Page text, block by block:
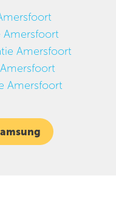
Amersfoort
Amersfoort
Amersfoort